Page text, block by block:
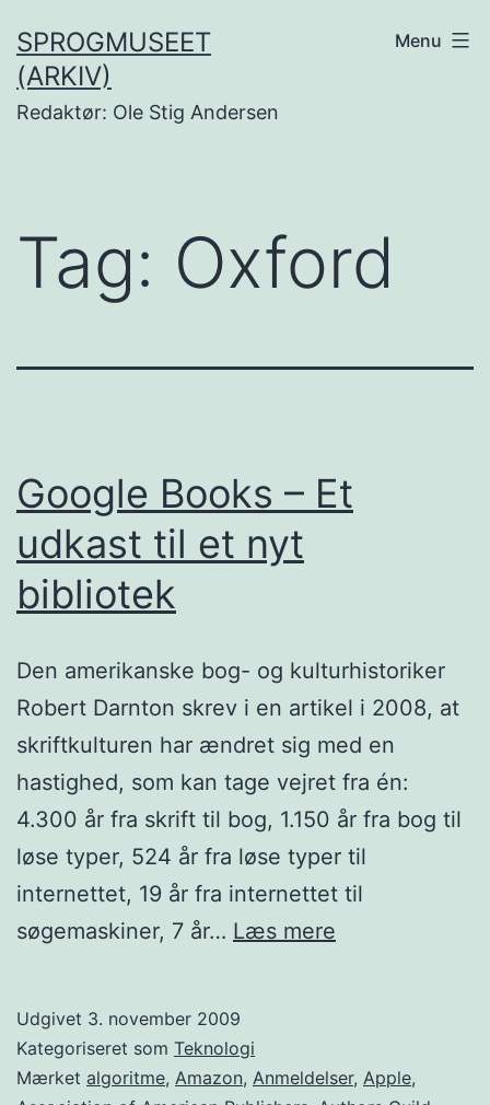
til
indhold
SPROGMUSEET
(ARKIV)
Redaktør: Ole Stig Andersen
Menu
Tag: Oxford
Google Books – Et
udkast til et nyt
bibliotek
Den amerikanske bog- og kulturhistoriker
Robert Darnton skrev i en artikel i 2008, at
skriftkulturen har ændret sig med en
hastighed, som kan tage vejret fra én:
4.300 år fra skrift til bog, 1.150 år fra bog til
løse typer, 524 år fra løse typer til
internettet, 19 år fra internettet til
søgemaskiner, 7 år… Læs mere
udkast
Udgivet 3. november 2009
Kategoriseret som Teknologi
Mærket algoritme, Amazon, Anmeldelser, Apple,